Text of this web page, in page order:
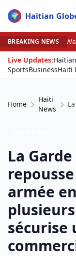
🌍 Haitian
BREAKING NEWS
as Iran War
Live Updates:
SportsBusinessHaiti
Home
Haiti
News
La
armée
sécurise